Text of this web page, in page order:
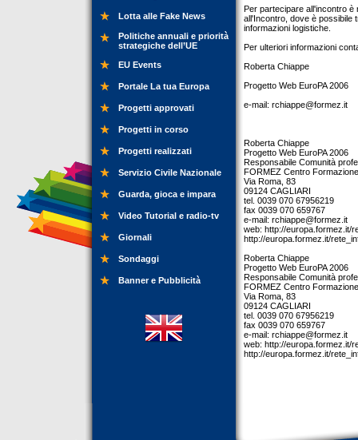
Lotta alle Fake News
Politiche annuali e priorità
strategiche dell’UE
EU Events
Portale La tua Europa
Progetti approvati
Progetti in corso
Progetti realizzati
Servizio Civile Nazionale
Guarda, gioca e impara
Video Tutorial e radio-tv
Giornali
Sondaggi
Banner e Pubblicità
Per partecipare all'incontro è
all'Incontro, dove è possibile
informazioni logistiche.
Per ulteriori informazioni
Roberta Chiappe
Progetto Web EuroPA 2006
e-mail: rchiappe@formez.it
Roberta Chiappe
Progetto Web EuroPA 2006
Responsabile Comunità
FORMEZ Centro
Via Roma, 83
09124 CAGLIARI
tel. 0039 070 67956219
fax 0039 070 659767
e-mail: rchiappe@formez.it
web: http://europa.formez.it/
http://europa.formez.it/
Roberta Chiappe
Progetto Web EuroPA 2006
Responsabile Comunità
FORMEZ Centro
Via Roma, 83
09124 CAGLIARI
tel. 0039 070 67956219
fax 0039 070 659767
e-mail: rchiappe@formez.it
web: http://europa.formez.it/
http://europa.formez.it/